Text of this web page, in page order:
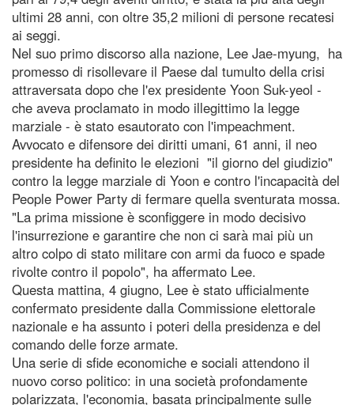
ultimi 28 anni, con oltre 35,2 milioni di persone recatesi
ai seggi.
Nel suo primo discorso alla nazione, Lee Jae-myung, ha
promesso di risollevare il Paese dal tumulto della crisi
attraversata dopo che l'ex presidente Yoon Suk-yeol -
che aveva proclamato in modo illegittimo la legge
marziale - è stato esautorato con l'impeachment.
Avvocato e difensore dei diritti umani, 61 anni, il neo
presidente ha definito le elezioni "il giorno del giudizio"
contro la legge marziale di Yoon e contro l'incapacità del
People Power Party di fermare quella sventurata mossa.
"La prima missione è sconfiggere in modo decisivo
l'insurrezione e garantire che non ci sarà mai più un
altro colpo di stato militare con armi da fuoco e spade
rivolte contro il popolo", ha affermato Lee.
Questa mattina, 4 giugno, Lee è stato ufficialmente
confermato presidente dalla Commissione elettorale
nazionale e ha assunto i poteri della presidenza e del
comando delle forze armate.
Una serie di sfide economiche e sociali attendono il
nuovo corso politico: in una società profondamente
polarizzata, l'economia, basata principalmente sulle